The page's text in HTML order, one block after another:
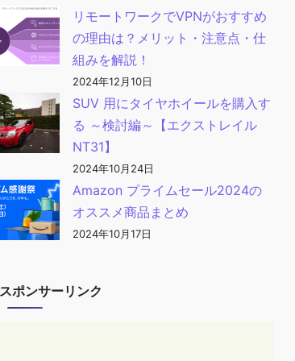
リモートワークでVPNがおすすめ
の理由は？メリット・注意点・仕
組みを解説！
2024年12月10日
SUV 用にタイヤホイールを購入す
る ～検討編～【エクストレイル
NT31】
2024年10月24日
Amazon プライムセール2024の
オススメ商品まとめ
2024年10月17日
スポンサーリンク